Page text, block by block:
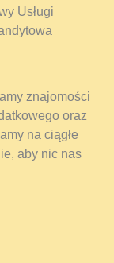
Usługi
znajomości
oraz
na ciągłe
aby nic nas